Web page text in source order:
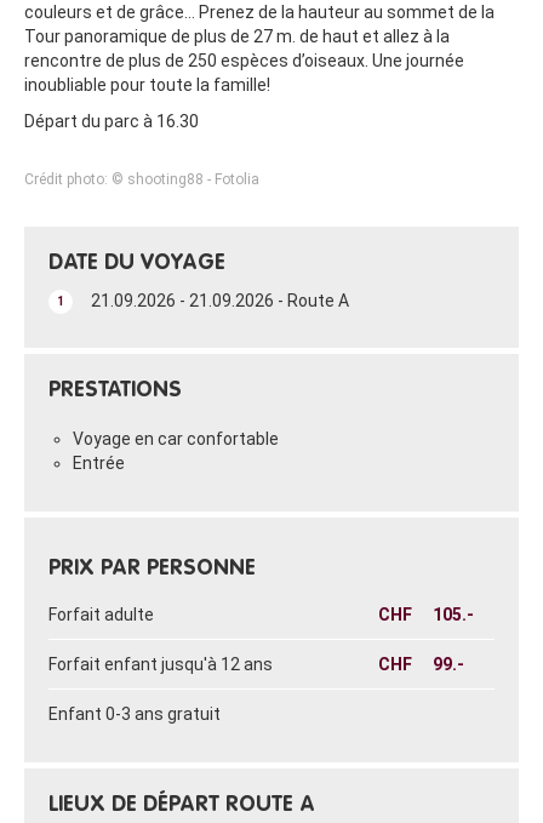
couleurs et de grâce… Prenez de la hauteur au sommet de la
Tour panoramique de plus de 27 m. de haut et allez à la
rencontre de plus de 250 espèces d’oiseaux. Une journée
inoubliable pour toute la famille!
Départ du parc à 16.30
Crédit photo: © shooting88 - Fotolia
DATE DU VOYAGE
1 21.09.2026 - 21.09.2026 - Route A
PRESTATIONS
Voyage en car confortable
Entrée
PRIX PAR PERSONNE
Forfait adulte CHF 105.-
Forfait enfant jusqu'à 12 ans CHF 99.-
Enfant 0-3 ans gratuit
LIEUX DE DÉPART ROUTE A